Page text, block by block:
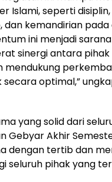
Islami, seperti
dan kemandirian pada
ini menjadi
sinergi antara pihak
mendukung
optimal,”
yang solid dari
Gebyar Akhir
dengan tertib dan
seluruh pihak yang